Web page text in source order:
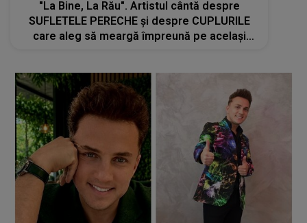
"La Bine, La Rău". Artistul cântă despre
SUFLETELE PERECHE și despre CUPLURILE
care aleg să meargă împreună pe același